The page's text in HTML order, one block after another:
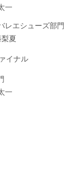
一
レエシューズ部門
夏
イナル
一